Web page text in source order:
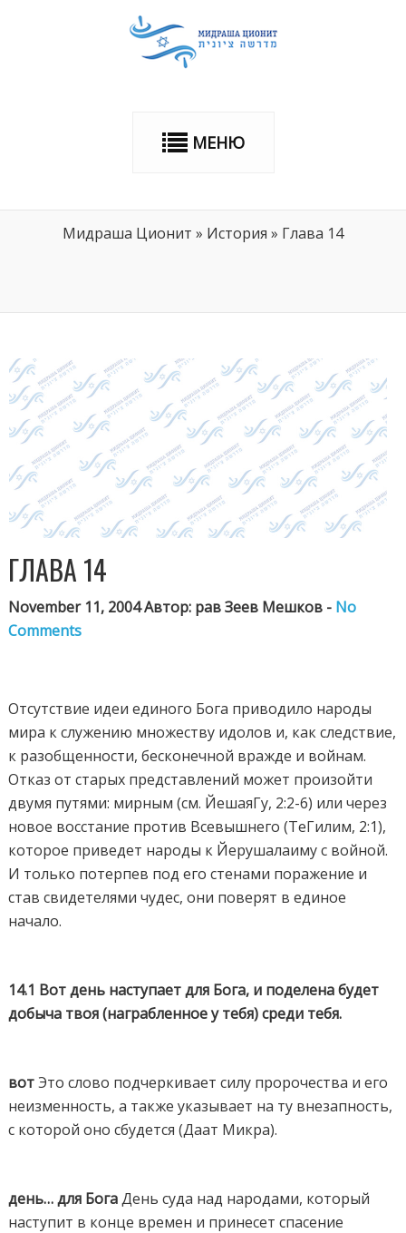
МЕНЮ
Мидраша Ционит » История » Глава 14
ГЛАВА 14
November 11, 2004 Автор: рав Зеев Мешков - No
Comments
Отсутствие идеи единого Бога приводило народы
мира к служению множеству идолов и, как следствие,
к разобщенности, бесконечной вражде и войнам.
Отказ от старых представлений может произойти
двумя путями: мирным (см. ЙешаяГу, 2:2-6) или через
новое восстание против Всевышнего (ТеГилим, 2:1),
которое приведет народы к Йерушалаиму с войной.
И только потерпев под его стенами поражение и
став свидетелями чудес, они поверят в единое
начало.
14.1 Вот день наступает для Бога, и поделена будет
добыча твоя (награбленное у тебя) среди тебя.
вотЭто слово подчеркивает силу пророчества и его
неизменность, а также указывает на ту внезапность,
с которой оно сбудется (Даат Микра).
день… для БогаДень суда над народами, который
наступит в конце времен и принесет спасение